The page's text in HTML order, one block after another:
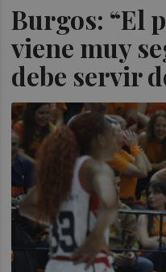
Burgos: “El
viene muy
debe servir